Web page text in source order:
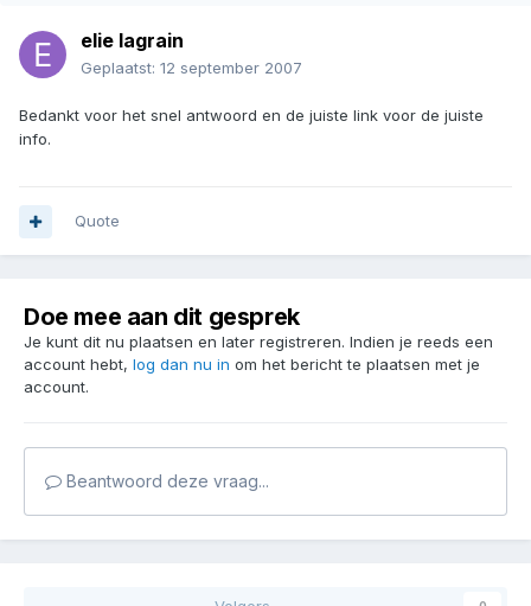
elie lagrain
Geplaatst: 12 september 2007
Bedankt voor het snel antwoord en de juiste link voor de juiste
info.
Quote
Doe mee aan dit gesprek
Je kunt dit nu plaatsen en later registreren. Indien je reeds een
account hebt, log dan nu in om het bericht te plaatsen met je
account.
Beantwoord deze vraag...